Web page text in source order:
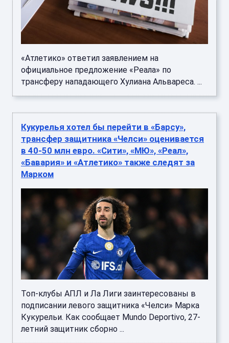
«Атлетико» ответил заявлением на
официальное предложение «Реала» по
трансферу нападающего Хулиана Альвареса. ...
Кукурелья хотел бы перейти в «Барсу»,
трансфер защитника «Челси» оценивается
в 40-50 млн евро. «Сити», «МЮ», «Реал»,
«Бавария» и «Атлетико» также следят за
Марком
Топ-клубы АПЛ и Ла Лиги заинтересованы в
подписании левого защитника «Челси» Марка
Кукурельи. Как сообщает Mundo Deportivo, 27-
летний защитник сборно ...